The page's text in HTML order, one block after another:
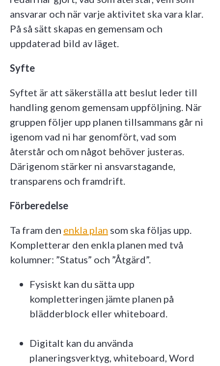
ansvarar och när varje aktivitet ska vara klar.
På så sätt skapas en gemensam och
uppdaterad bild av läget.
Syfte
Syftet är att säkerställa att beslut leder till
handling genom gemensam uppföljning. När
gruppen följer upp planen tillsammans går ni
igenom vad ni har genomfört, vad som
återstår och om något behöver justeras.
Därigenom stärker ni ansvarstagande,
transparens och framdrift.
Förberedelse
Ta fram den enkla plan som ska följas upp.
Kompletterar den enkla planen med två
kolumner: ”Status” och ”Åtgärd”.
Fysiskt kan du sätta upp
kompletteringen jämte planen på
blädderblock eller whiteboard.
Digitalt kan du använda
planeringsverktyg, whiteboard, Word